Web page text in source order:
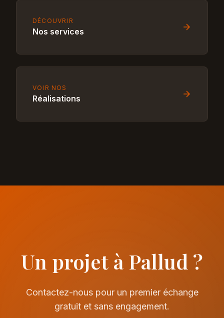
DÉCOUVRIR
Nos services
VOIR NOS
Réalisations
Un projet à Pallud ?
Contactez-nous pour un premier échange
gratuit et sans engagement.